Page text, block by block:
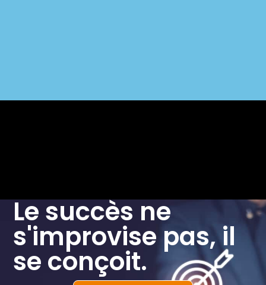
Le succès ne
s'improvise pas, il
se conçoit.